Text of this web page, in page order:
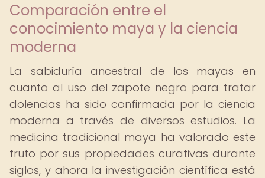
Comparación entre el
conocimiento maya y la ciencia
moderna
La sabiduría ancestral de los mayas en
cuanto al uso del zapote negro para tratar
dolencias ha sido confirmada por la ciencia
moderna a través de diversos estudios. La
medicina tradicional maya ha valorado este
fruto por sus propiedades curativas durante
siglos, y ahora la investigación científica está